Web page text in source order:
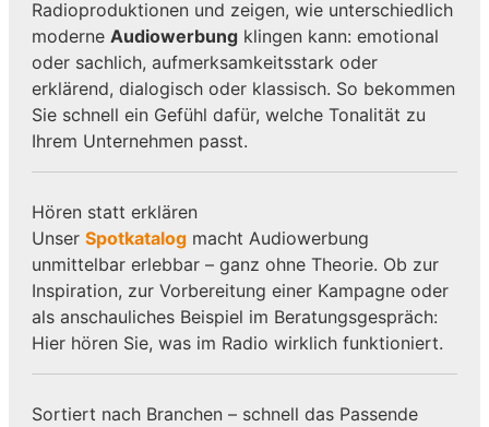
Radioproduktionen und zeigen, wie unterschiedlich
moderne Audiowerbungklingen kann: emotional
oder sachlich, aufmerksamkeitsstark oder
erklärend, dialogisch oder klassisch. So bekommen
Sie schnell ein Gefühl dafür, welche Tonalität zu
Ihrem Unternehmen passt.
Hören statt erklären
Unser Spotkatalogmacht Audiowerbung
unmittelbar erlebbar – ganz ohne Theorie. Ob zur
Inspiration, zur Vorbereitung einer Kampagne oder
als anschauliches Beispiel im Beratungsgespräch:
Hier hören Sie, was im Radio wirklich funktioniert.
Sortiert nach Branchen – schnell das Passende